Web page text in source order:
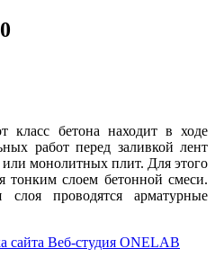
класс бетона находит в ходе
работ перед заливкой лент
монолитных плит. Для этого
тонким слоем бетонной смеси.
слоя проводятся арматурные
сайта Веб-студия ONELAB